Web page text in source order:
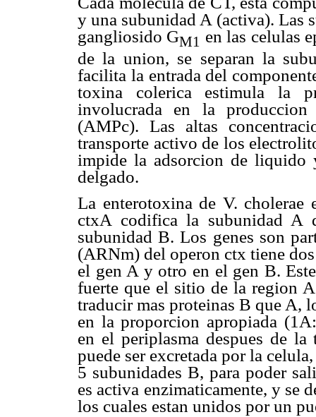
y una subunidad A (activa). Las
gangliosido GM1 en las celulas
de la union, se separan la
facilita la entrada del
toxina colerica estimula la
involucrada en la
(AMPc). Las altas
transporte activo de los
impide la adsorcion de liquido
delgado.
La enterotoxina de V.
ctxA codifica la subunidad
subunidad B. Los genes son
(ARNm) del operon ctx tiene
el gen A y otro en el gen B.
fuerte que el sitio de la region
traducir mas proteinas B que A,
en la proporcion apropiada
en el periplasma despues de
puede ser excretada por la
5 subunidades B, para poder
es activa enzimaticamente, y se
los cuales estan unidos por un